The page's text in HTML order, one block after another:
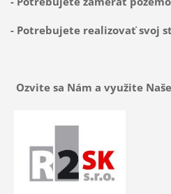
- Potrebujete realizovať svoj
Ozvite sa Nám a využite